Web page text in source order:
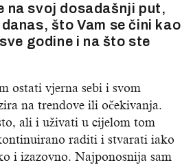
na svoj dosadašnji put,
što Vam se čini kao
godine i na što ste
ostati vjerna sebi i svom
na trendove ili očekivanja.
ali i uživati u cijelom tom
raditi i stvarati iako
i izazovno. Najponosnija sam